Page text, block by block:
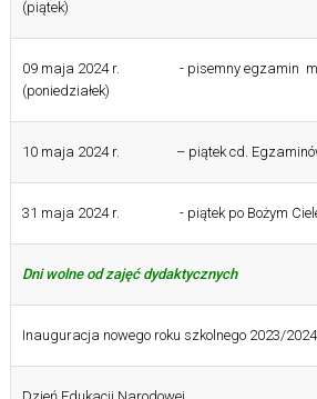
(piątek)
09 maja 2024 r. - pisemny egzamin
(poniedziałek)
10 maja 2024 r. – piątek cd.
31 maja 2024 r. - piątek po Bożym
Dni wolne od zajęć dydaktycznych
Inauguracja nowego roku szkolnego 2023/2024